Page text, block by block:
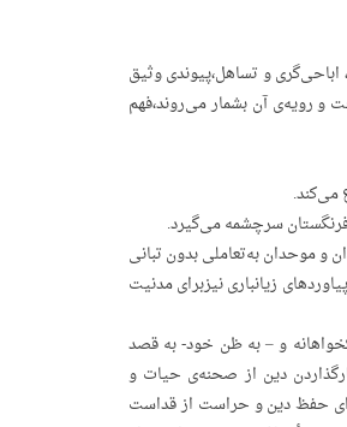
اباحی‌گری‌ و تساهل،پیوندی‌ وثیق‌
و رویه‌ی‌ آن‌ بشمار می‌روند،فهم‌
می‌کند.
فرنگستان‌ سرچشمه‌ می‌گیرد.
و موحدان‌ به‌تعاملی‌ بدون‌ تبانی‌
زیانباری‌ نیزبرای‌ مدنیت‌
و – به‌ ظن‌ خود- به‌ قصد
دین‌ از صحنه‌ی‌ حیات‌ و
برای‌ حفظ‌ دین‌ و حراست‌ از قداست‌